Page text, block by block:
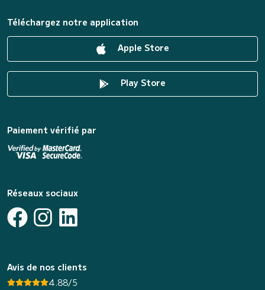
Téléchargez notre application
Apple Store
Play Store
Paiement vérifié par
Réseaux sociaux
Avis de nos clients
4.88/5